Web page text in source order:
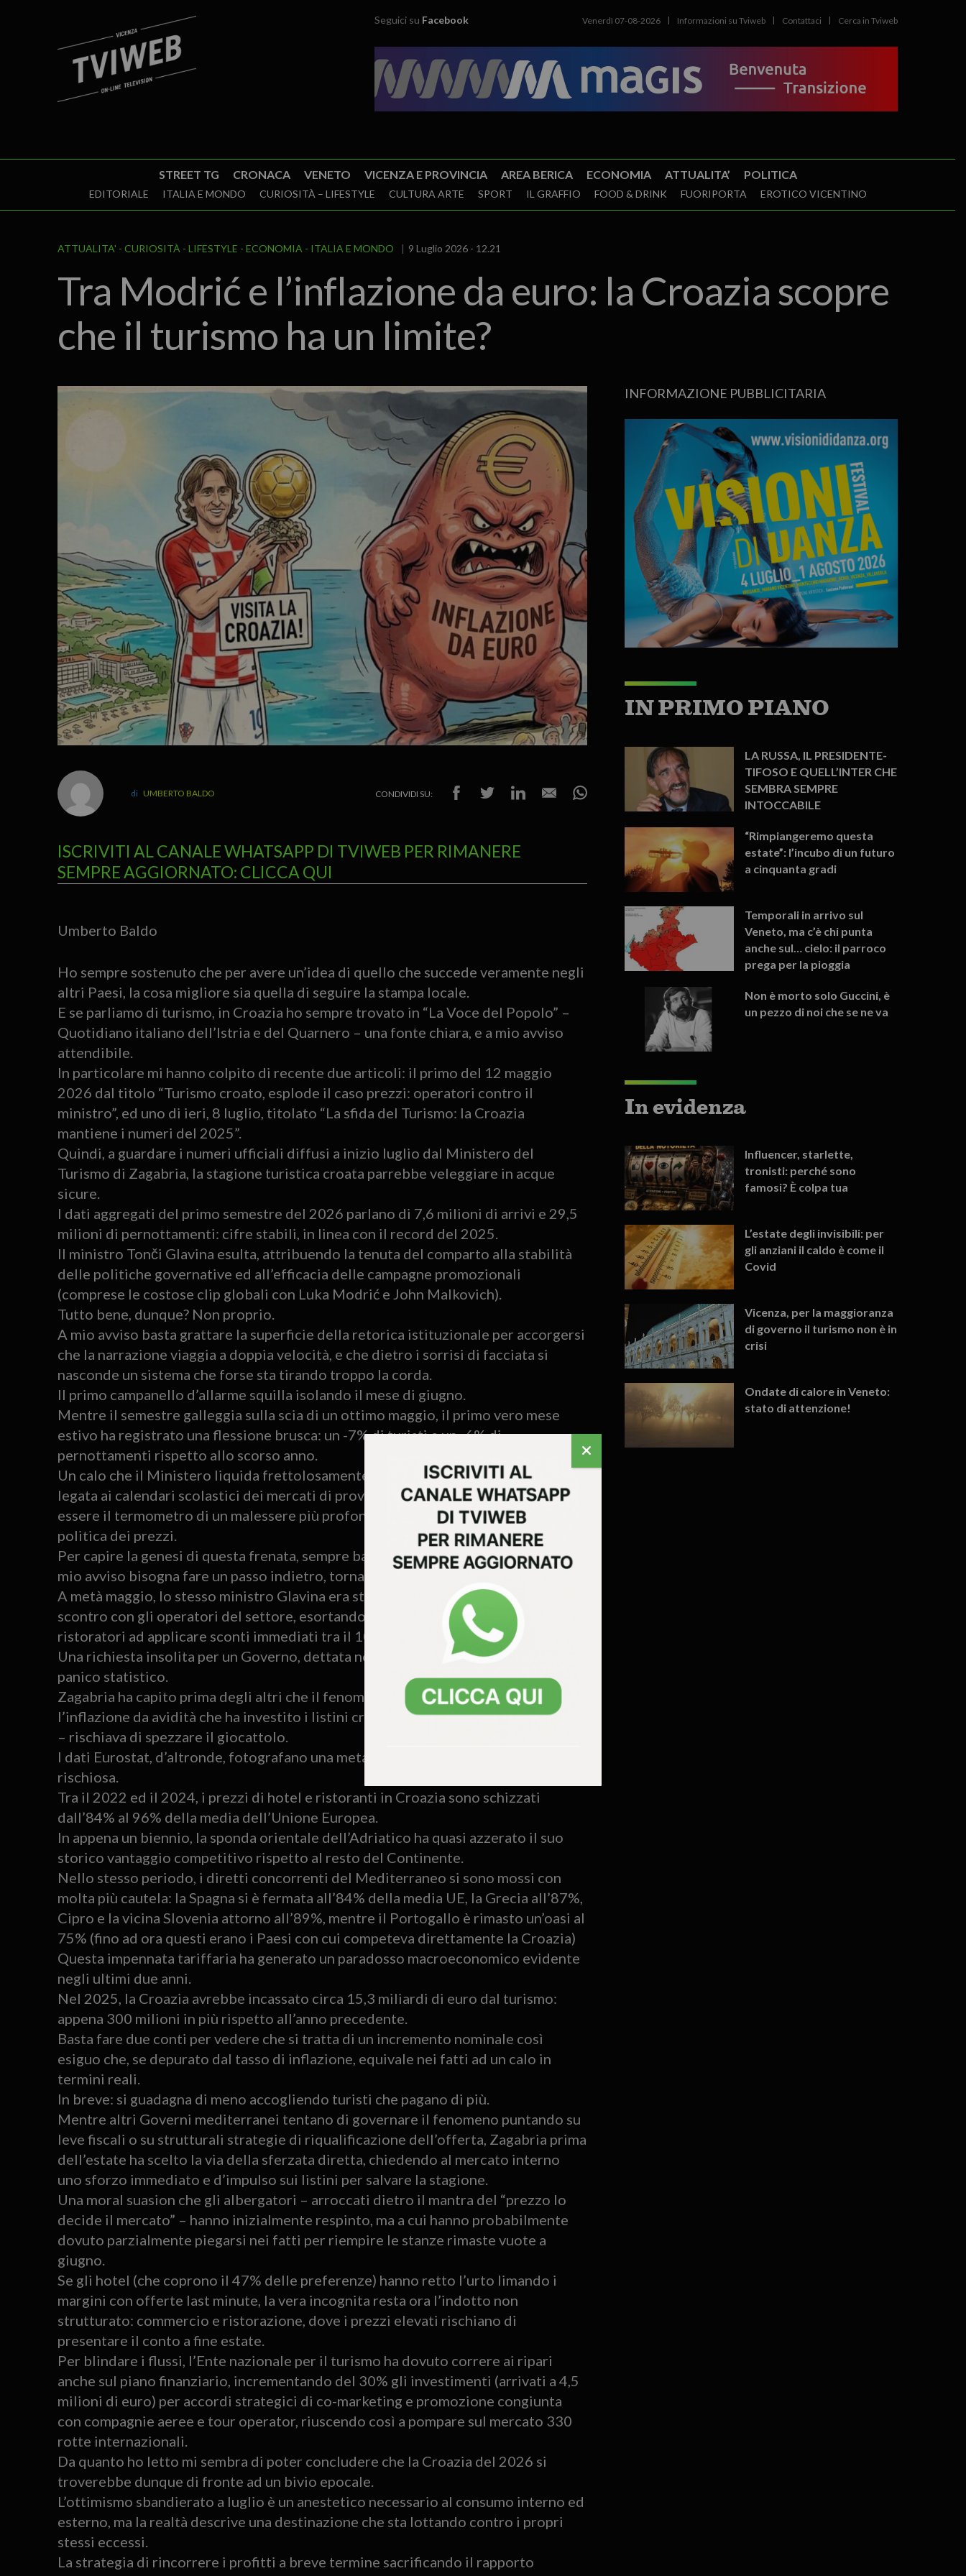
Seguici su Facebook Venerdì 07-08-2026 Informazioni su Tviweb Contattaci Cerca in Tviweb
STREET TG CRONACA VENETO VICENZA E PROVINCIA AREA BERICA ECONOMIA ATTUALITA’ POLITICA
EDITORIALE ITALIA E MONDO CURIOSITÀ – LIFESTYLE CULTURA ARTE SPORT IL GRAFFIO FOOD & DRINK FUORIPORTA EROTICO VICENTINO
ATTUALITA' CURIOSITÀ - LIFESTYLE ECONOMIA ITALIA E MONDO 9 Luglio 2026 - 12.21
Tra Modrić e l’inflazione da euro: la Croazia scopre
che il turismo ha un limite?
UMBERTO BALDO CONDIVIDI SU:
ISCRIVITI AL CANALE WHATSAPP DI TVIWEB PER RIMANERE
SEMPRE AGGIORNATO: CLICCA QUI
Umberto Baldo
Ho sempre sostenuto che per avere un’idea di quello che succede veramente negli
altri Paesi, la cosa migliore sia quella di seguire la stampa locale.
E se parliamo di turismo, in Croazia ho sempre trovato in “La Voce del Popolo” –
Quotidiano italiano dell’Istria e del Quarnero – una fonte chiara, e a mio avviso
attendibile.
In particolare mi hanno colpito di recente due articoli: il primo del 12 maggio
2026 dal titolo “Turismo croato, esplode il caso prezzi: operatori contro il
ministro”, ed uno di ieri, 8 luglio, titolato “La sfida del Turismo: la Croazia
mantiene i numeri del 2025”.
Quindi, a guardare i numeri ufficiali diffusi a inizio luglio dal Ministero del
Turismo di Zagabria, la stagione turistica croata parrebbe veleggiare in acque
sicure.
I dati aggregati del primo semestre del 2026 parlano di 7,6 milioni di arrivi e 29,5
milioni di pernottamenti: cifre stabili, in linea con il record del 2025.
Il ministro Tonči Glavina esulta, attribuendo la tenuta del comparto alla stabilità
delle politiche governative ed all’efficacia delle campagne promozionali
(comprese le costose clip globali con Luka Modrić e John Malkovich).
Tutto bene, dunque? Non proprio.
A mio avviso basta grattare la superficie della retorica istituzionale per accorgersi
che la narrazione viaggia a doppia velocità, e che dietro i sorrisi di facciata si
nasconde un sistema che forse sta tirando troppo la corda.
Il primo campanello d’allarme squilla isolando il mese di giugno.
Mentre il semestre galleggia sulla scia di un ottimo maggio, il primo vero mese
estivo ha registrato una flessione brusca: un -7% di turisti e un -6% di
pernottamenti rispetto allo scorso anno.
Un calo che il Ministero liquida frettolosamente come un’oscillazione tecnica
legata ai calendari scolastici dei mercati di provenienza, ma che in realtà potrebbe
essere il termometro di un malessere più profondo, legato a doppio filo alla
politica dei prezzi.
Per capire la genesi di questa frenata, sempre basandosi sui due articoli citati, a
mio avviso bisogna fare un passo indietro, tornando a due mesi fa.
A metà maggio, lo stesso ministro Glavina era stato protagonista di un duro
scontro con gli operatori del settore, esortando albergatori, campeggiatori e
ristoratori ad applicare sconti immediati tra il 10% e il 20%.
Una richiesta insolita per un Governo, dettata non da improvviso altruismo, ma dal
panico statistico.
Zagabria ha capito prima degli altri che il fenomeno della greedflation –
l’inflazione da avidità che ha investito i listini croati dopo l’introduzione dell’euro
– rischiava di spezzare il giocattolo.
I dati Eurostat, d’altronde, fotografano una metamorfosi impressionante e
rischiosa.
Tra il 2022 ed il 2024, i prezzi di hotel e ristoranti in Croazia sono schizzati
dall’84% al 96% della media dell’Unione Europea.
In appena un biennio, la sponda orientale dell’Adriatico ha quasi azzerato il suo
storico vantaggio competitivo rispetto al resto del Continente.
Nello stesso periodo, i diretti concorrenti del Mediterraneo si sono mossi con
molta più cautela: la Spagna si è fermata all’84% della media UE, la Grecia all’87%,
Cipro e la vicina Slovenia attorno all’89%, mentre il Portogallo è rimasto un’oasi al
75% (fino ad ora questi erano i Paesi con cui competeva direttamente la Croazia)
Questa impennata tariffaria ha generato un paradosso macroeconomico evidente
negli ultimi due anni.
Nel 2025, la Croazia avrebbe incassato circa 15,3 miliardi di euro dal turismo:
appena 300 milioni in più rispetto all’anno precedente.
Basta fare due conti per vedere che si tratta di un incremento nominale così
esiguo che, se depurato dal tasso di inflazione, equivale nei fatti ad un calo in
termini reali.
In breve: si guadagna di meno accogliendo turisti che pagano di più.
Mentre altri Governi mediterranei tentano di governare il fenomeno puntando su
leve fiscali o su strutturali strategie di riqualificazione dell’offerta, Zagabria prima
dell’estate ha scelto la via della sferzata diretta, chiedendo al mercato interno
uno sforzo immediato e d’impulso sui listini per salvare la stagione.
Una moral suasion che gli albergatori – arroccati dietro il mantra del “prezzo lo
decide il mercato” – hanno inizialmente respinto, ma a cui hanno probabilmente
dovuto parzialmente piegarsi nei fatti per riempire le stanze rimaste vuote a
giugno.
Se gli hotel (che coprono il 47% delle preferenze) hanno retto l’urto limando i
margini con offerte last minute, la vera incognita resta ora l’indotto non
strutturato: commercio e ristorazione, dove i prezzi elevati rischiano di
presentare il conto a fine estate.
Per blindare i flussi, l’Ente nazionale per il turismo ha dovuto correre ai ripari
anche sul piano finanziario, incrementando del 30% gli investimenti (arrivati a 4,5
milioni di euro) per accordi strategici di co-marketing e promozione congiunta
con compagnie aeree e tour operator, riuscendo così a pompare sul mercato 330
rotte internazionali.
Da quanto ho letto mi sembra di poter concludere che la Croazia del 2026 si
troverebbe dunque di fronte ad un bivio epocale.
L’ottimismo sbandierato a luglio è un anestetico necessario al consumo interno ed
esterno, ma la realtà descrive una destinazione che sta lottando contro i propri
stessi eccessi.
La strategia di rincorrere i profitti a breve termine sacrificando il rapporto
INFORMAZIONE PUBBLICITARIA
IN PRIMO PIANO
LA RUSSA, IL PRESIDENTE-
TIFOSO E QUELL’INTER CHE
SEMBRA SEMPRE
INTOCCABILE
“Rimpiangeremo questa
estate”: l’incubo di un futuro
a cinquanta gradi
Temporali in arrivo sul
Veneto, ma c’è chi punta
anche sul… cielo: il parroco
prega per la pioggia
Non è morto solo Guccini, è
un pezzo di noi che se ne va
In evidenza
Influencer, starlette,
tronisti: perché sono
famosi? È colpa tua
L’estate degli invisibili: per
gli anziani il caldo è come il
Covid
Vicenza, per la maggioranza
di governo il turismo non è in
crisi
Ondate di calore in Veneto:
stato di attenzione!